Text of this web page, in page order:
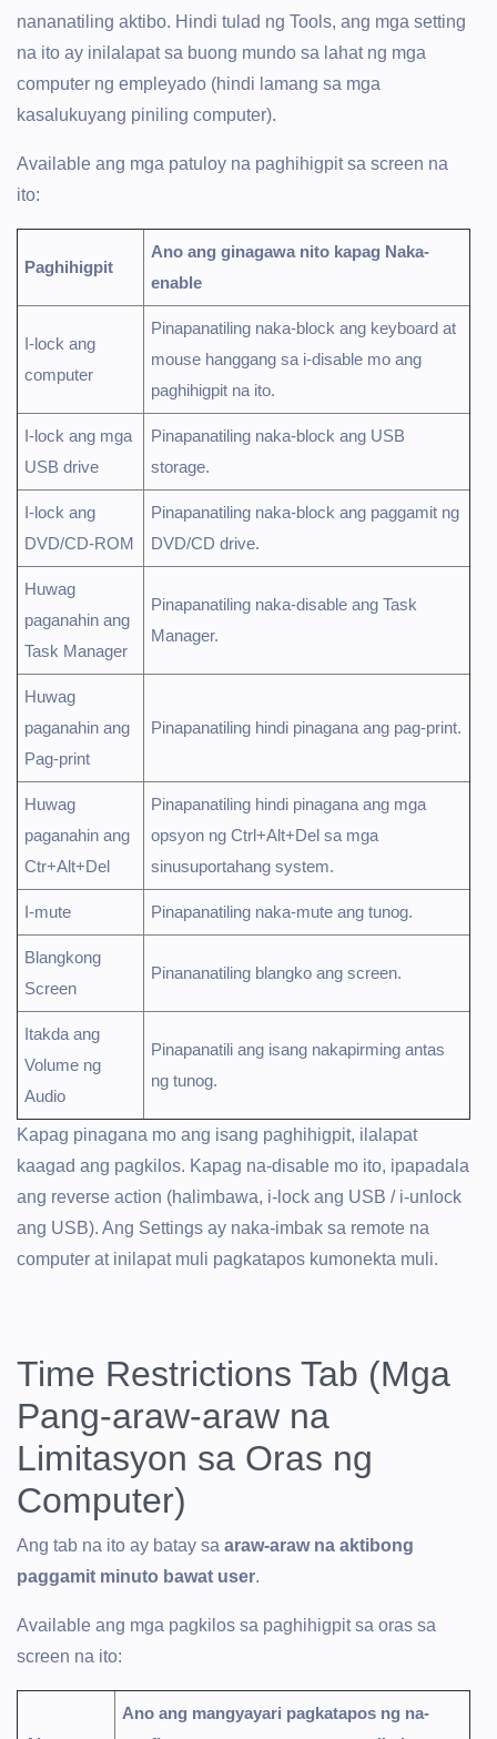
nananatiling aktibo. Hindi tulad ng Tools, ang mga setting
na ito ay inilalapat sa buong mundo sa lahat ng mga
computer ng empleyado (hindi lamang sa mga
kasalukuyang piniling computer).
Available ang mga patuloy na paghihigpit sa screen na
ito:
Paghihigpit
Ano ang ginagawa nito kapag Naka-
enable
I-lock ang
computer
Pinapanatiling naka-block ang keyboard at
mouse hanggang sa i-disable mo ang
paghihigpit na ito.
I-lock ang mga
USB drive
Pinapanatiling naka-block ang USB
storage.
I-lock ang
DVD/CD-ROM
Pinapanatiling naka-block ang paggamit ng
DVD/CD drive.
Huwag
paganahin ang
Task Manager
Pinapanatiling naka-disable ang Task
Manager.
Huwag
paganahin ang
Pag-print
Pinapanatiling hindi pinagana ang pag-print.
Huwag
paganahin ang
Ctr+Alt+Del
Pinapanatiling hindi pinagana ang mga
opsyon ng Ctrl+Alt+Del sa mga
sinusuportahang system.
I-mute Pinapanatiling naka-mute ang tunog.
Blangkong
Screen
Pinananatiling blangko ang screen.
Itakda ang
Volume ng
Audio
Pinapanatili ang isang nakapirming antas
ng tunog.
Kapag pinagana mo ang isang paghihigpit, ilalapat
kaagad ang pagkilos. Kapag na-disable mo ito, ipapadala
ang reverse action (halimbawa, i-lock ang USB / i-unlock
ang USB). Ang Settings ay naka-imbak sa remote na
computer at inilapat muli pagkatapos kumonekta muli.
Time Restrictions Tab (Mga
Pang-araw-araw na
Limitasyon sa Oras ng
Computer)
Ang tab na ito ay batay sa araw-araw na aktibong
paggamit minuto bawat user.
Available ang mga pagkilos sa paghihigpit sa oras sa
screen na ito:
Ano ang mangyayari pagkatapos ng na-